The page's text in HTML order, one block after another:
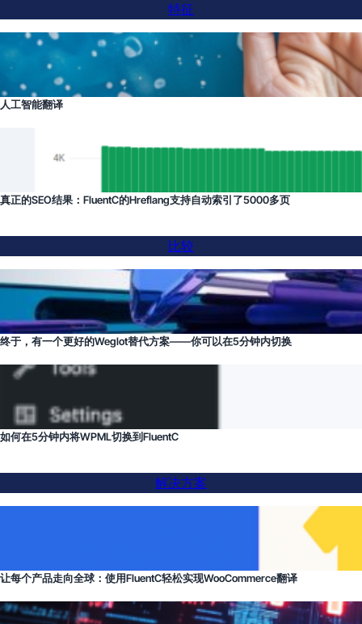
特征
人工智能翻译
真正的SEO结果：FluentC的Hreflang支持自动索引了5000多页
比较
终于，有一个更好的Weglot替代方案——你可以在5分钟内切换
如何在5分钟内将WPML切换到FluentC
解决方案
让每个产品走向全球：使用FluentC轻松实现WooCommerce翻译